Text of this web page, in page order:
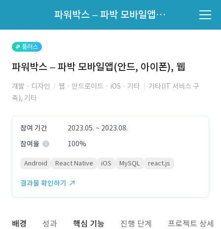
파워박스 – 파박 모바일앱(안드, 아이폰), 웹
지원자 목록 바로가기
플러스
파워박스 – 파박 모바일앱(안드, 아이폰), 웹
개발 · 디자인 웹 · 안드로이드 · iOS · 기타
기타(IT 서비스 구
축), 기타
참여 기간
2023.05. ~ 2023.08.
참여율
100%
Android React Native iOS MySQL react.js
결과물 확인하기
배경 성과 핵심 기능 진행 단계 프로젝트 상세